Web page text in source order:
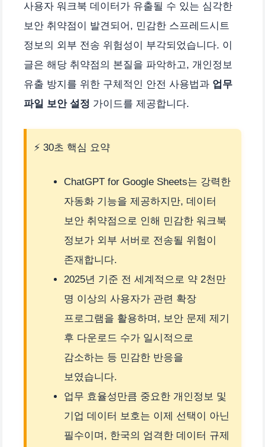
사용자 워크북 데이터가 유출될 수 있는 심각한
보안 취약점이 발견되어, 민감한 스프레드시트
정보의 외부 전송 위험성이 부각되었습니다. 이
글은 해당 취약점의 본질을 파악하고, 개인정보
유출 방지를 위한 구체적인 안전 사용법과 업무
파일 보안 설정 가이드를 제공합니다.
⚡ 30초 핵심 요약
ChatGPT for Google Sheets는 강력한
자동화 기능을 제공하지만, 데이터
보안 취약점으로 인해 민감한 워크북
정보가 외부 서버로 전송될 위험이
존재합니다.
2025년 기준 전 세계적으로 약 2천만
명 이상의 사용자가 관련 확장
프로그램을 활용하며, 보안 문제 제기
후 다운로드 수가 일시적으로
감소하는 등 민감한 반응을
보였습니다.
업무 효율성만큼 중요한 개인정보 및
기업 데이터 보호는 이제 선택이 아닌
필수이며, 한국의 엄격한 데이터 규제